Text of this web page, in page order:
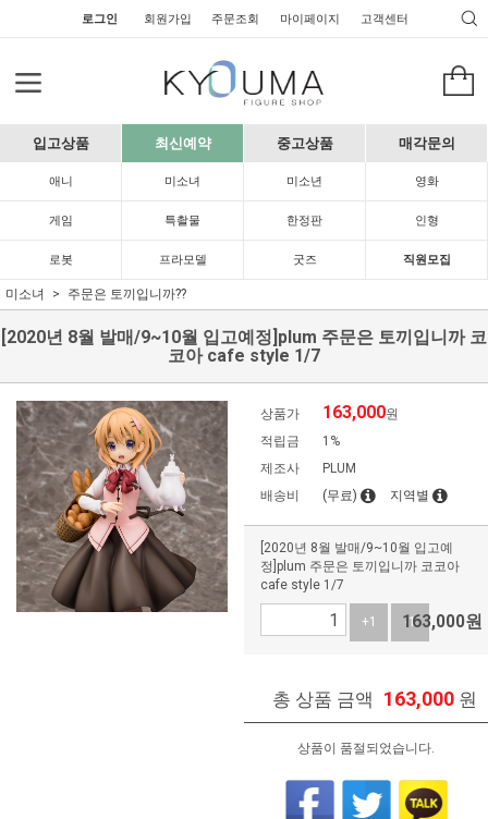
로그인 회원가입 주문조회 마이페이지 고객센터
입고상품 최신예약 중고상품 매각문의
애니 미소녀 미소년 영화
게임 특촬물 한정판 인형
로봇 프라모델 굿즈 직원모집
미소녀 주문은 토끼입니까??
[2020년 8월 발매/9~10월 입고예정]plum 주문은 토끼입니까 코
코아 cafe style 1/7
상품가 163,000원
적립금
1%
제조사
PLUM
배송비
(무료) 지역별
[2020년 8월 발매/9~10월 입고예
정]plum 주문은 토끼입니까 코코아
cafe style 1/7
+1 -1
163,000원
총 상품 금액 163,000 원
상품이 품절되었습니다.